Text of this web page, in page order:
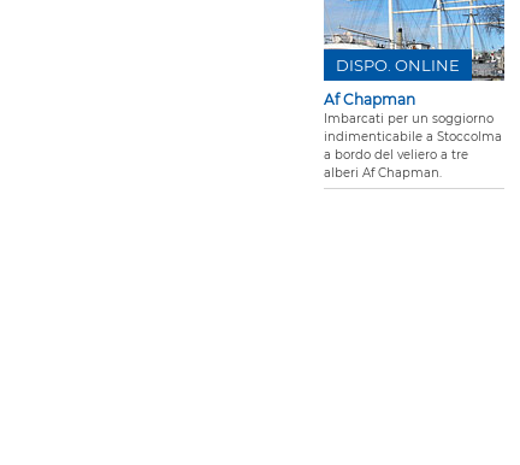
Af Chapman
Imbarcati per un soggiorno
indimenticabile a Stoccolma
a bordo del veliero a tre
alberi Af Chapman.
DISPO. ONLINE